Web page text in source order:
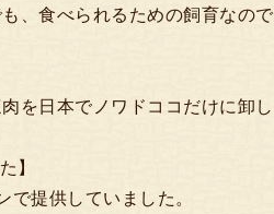
、食べられるための飼育なの
を日本でノワドココだけに卸
】
提供していました。